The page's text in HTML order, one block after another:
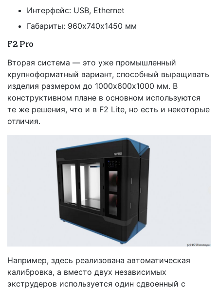
Интерфейс: USB, Ethernet
Габариты: 960х740х1450 мм
F2 Pro
Вторая система — это уже промышленный
крупноформатный вариант, способный выращивать
изделия размером до 1000х600х1000 мм. В
конструктивном плане в основном используются
те же решения, что и в F2 Lite, но есть и некоторые
отличия.
Например, здесь реализована автоматическая
калибровка, а вместо двух независимых
экструдеров используется один сдвоенный с